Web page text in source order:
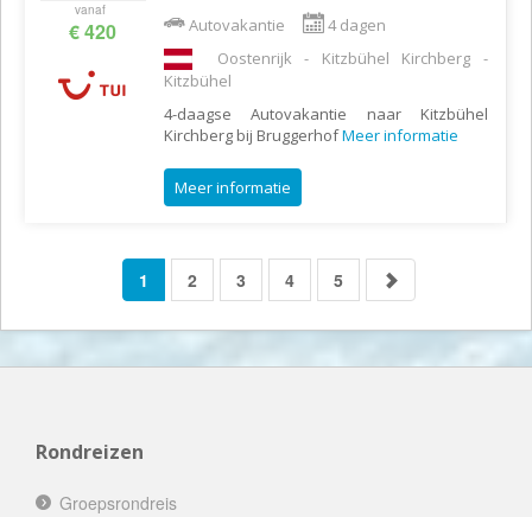
vanaf
€ 420 Autovakantie
4 dagen
Oostenrijk - Kitzbühel Kirchberg -
Kitzbühel
4-daagse Autovakantie naar Kitzbühel
Kirchberg bij BruggerhofMeer informatie
Meer informatie
1 2 3 4 5
Rondreizen
Groepsrondreis